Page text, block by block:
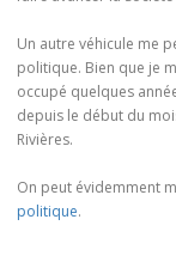
Un autre véhicule me
politique. Bien que je
occupé quelques
depuis le début du
Rivières.
On peut évidemment
politique.